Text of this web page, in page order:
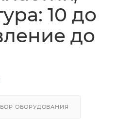
10 до
до
ОБОРУДОВАНИЯ